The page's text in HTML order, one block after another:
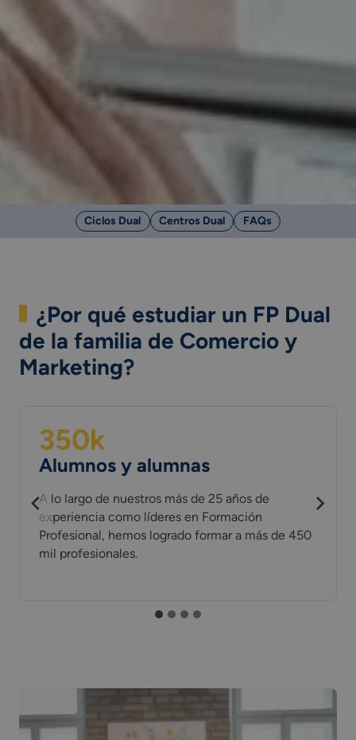
Ciclos Dual Centros Dual FAQs
¿Por qué estudiar un FP Dual
de la familia de Comercio y
Marketing?
350k
Alumnos y alumnas
A lo largo de nuestros más de 25 años de
experiencia como líderes en Formación
Profesional, hemos logrado formar a más de 450
mil profesionales.